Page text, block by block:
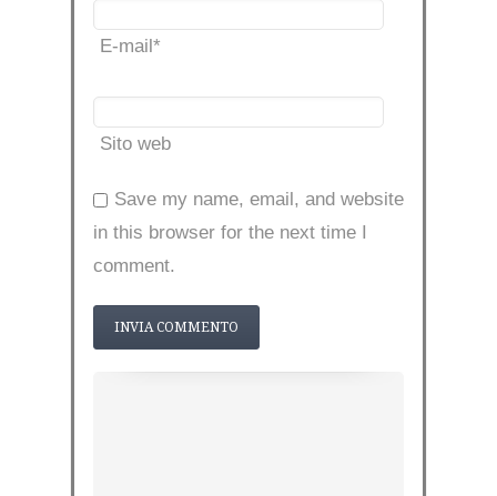
E-mail*
Sito web
Save my name, email, and website
in this browser for the next time I
comment.